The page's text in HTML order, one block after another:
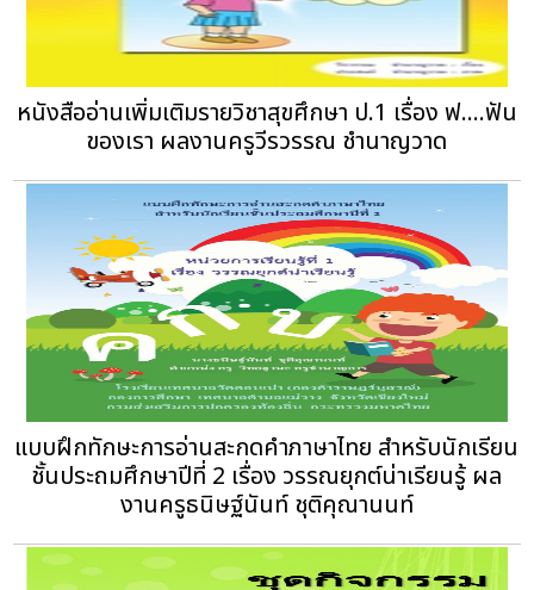
หนังสืออ่านเพิ่มเติมรายวิชาสุขศึกษา ป.1 เรื่อง ฟ....ฟัน
ของเรา ผลงานครูวีรวรรณ ชำนาญวาด
แบบฝึกทักษะการอ่านสะกดคำภาษาไทย สำหรับนักเรียน
ชั้นประถมศึกษาปีที่ 2 เรื่อง วรรณยุกต์น่าเรียนรู้ ผล
งานครูธนิษฐ์นันท์ ชุติคุณานนท์